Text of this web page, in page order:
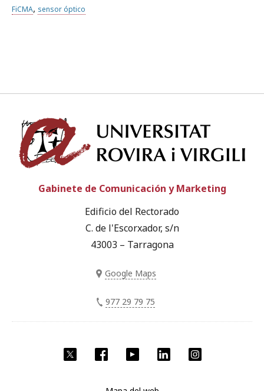
FiCMA, sensor óptico
Twitter Facebook YouTube LinkedIn
Gabinete de Comunicación y Marketing
Edificio del Rectorado
C. de l'Escorxador, s/n
43003 – Tarragona
Google Maps
977 29 79 75